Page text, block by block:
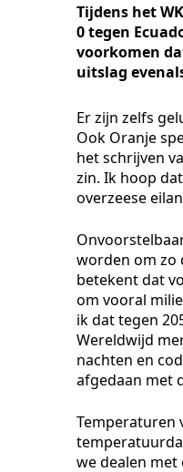
Tijdens het
0 tegen
voorkomen
uitslag
Er zijn zelfs
Ook Oranje
het schrijven
zin. Ik hoop
overzeese
worden om zo
betekent dat
om vooral
ik dat tegen
Wereldwijd
nachten en
afgedaan met
Temperaturen
we dealen